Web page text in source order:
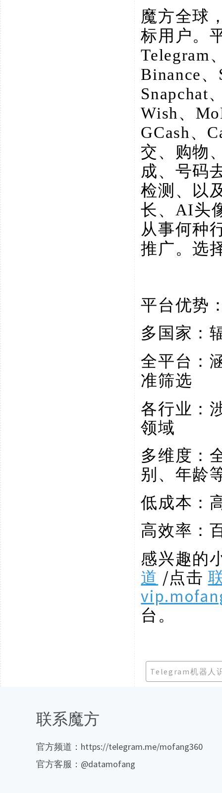
魔方全球
标用户。
Telegram
Binance
Snapchat
Wish、
GCash、
交、购物
成、号码
检测、以
长、AI头
从事何种
推广。选
平台优势
多国家：
全平台：
准筛选
各行业：
领域
多维度：
别、年龄
低成本：
高效率：
感兴趣的
道 /点击
台。
Telegram机器人
联系魔方
官方频道：https://telegram.me/mofang360
官方客服：@datamofang